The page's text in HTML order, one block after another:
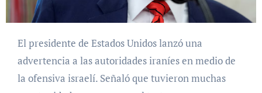
El presidente de Estados Unidos lanzó una
advertencia a las autoridades iraníes en medio de
la ofensiva israelí. Señaló que tuvieron muchas